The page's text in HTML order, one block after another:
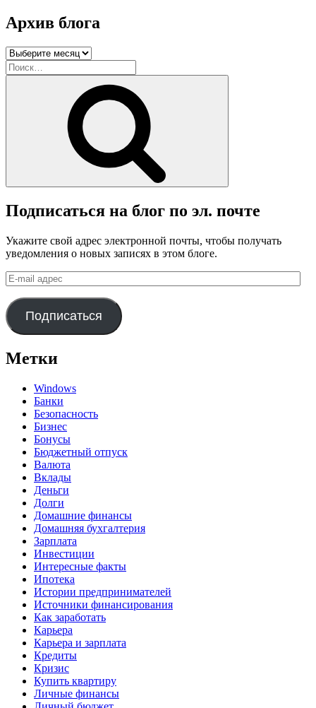
Архив блога
Архив
блога
Искать:
Подписаться на блог по эл. почте
Укажите свой адрес электронной почты, чтобы получать
уведомления о новых записях в этом блоге.
E-
mail
адрес
Подписаться
Метки
Windows
Банки
Безопасность
Бизнес
Бонусы
Бюджетный отпуск
Валюта
Вклады
Деньги
Долги
Домашние финансы
Домашняя бухгалтерия
Зарплата
Инвестиции
Интересные факты
Ипотека
Истории предпринимателей
Источники финансирования
Как заработать
Карьера
Карьера и зарплата
Кредиты
Кризис
Купить квартиру
Личные финансы